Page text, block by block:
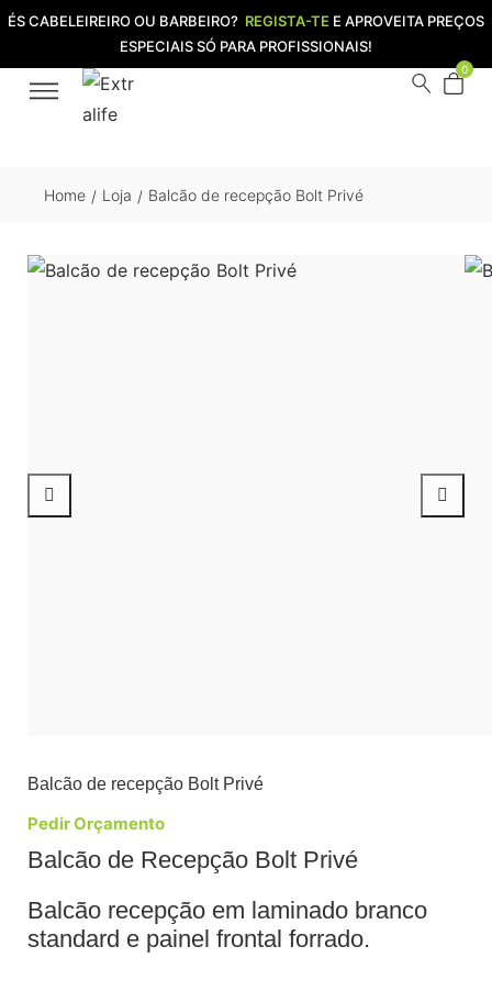
ÉS CABELEIREIRO OU BARBEIRO? REGISTA-TE E APROVEITA PREÇOS
ESPECIAIS SÓ PARA PROFISSIONAIS!
0
Home / Loja / Balcão de recepção Bolt Privé
Balcão de recepção Bolt Privé
Pedir Orçamento
Balcão de Recepção Bolt Privé
Balcão recepção em laminado branco
standard e painel frontal forrado.